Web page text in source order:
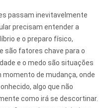
passam inevitavelmente
precisam entender a
e o preparo físico,
são fatores chave para o
e o medo são situações
de mudança, onde
algo que não
como irá se descortinar.